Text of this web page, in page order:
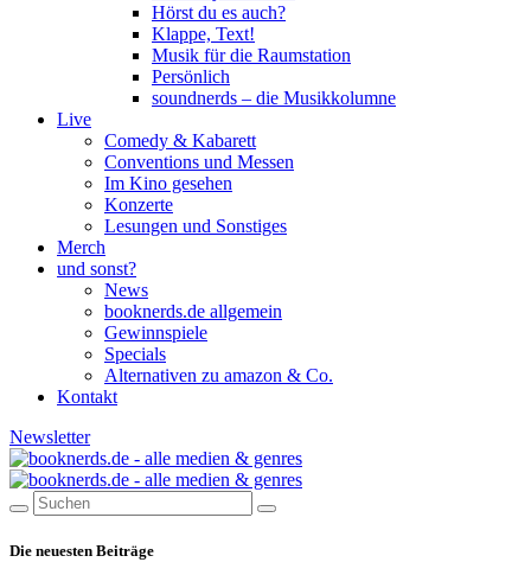
Hörst du es auch?
Klappe, Text!
Musik für die Raumstation
Persönlich
soundnerds – die Musikkolumne
Live
Comedy & Kabarett
Conventions und Messen
Im Kino gesehen
Konzerte
Lesungen und Sonstiges
Merch
und sonst?
News
booknerds.de allgemein
Gewinnspiele
Specials
Alternativen zu amazon & Co.
Kontakt
Newsletter
Die neuesten Beiträge